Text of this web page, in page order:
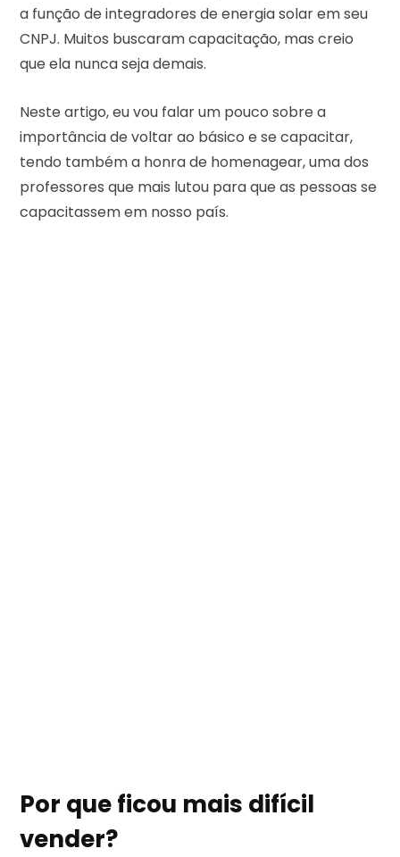
a função de integradores de energia solar em seu
CNPJ. Muitos buscaram capacitação, mas creio
que ela nunca seja demais.
Neste artigo, eu vou falar um pouco sobre a
importância de voltar ao básico e se capacitar,
tendo também a honra de homenagear, uma dos
professores que mais lutou para que as pessoas se
capacitassem em nosso país.
Por que ficou mais difícil
vender?